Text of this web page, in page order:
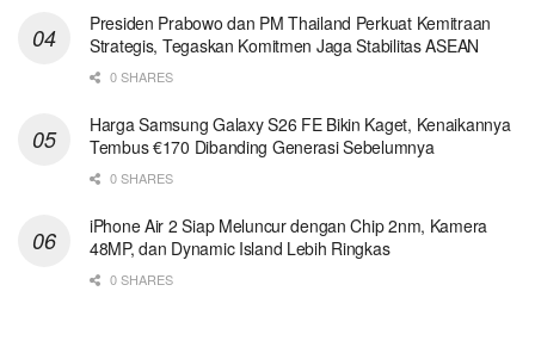
Presiden Prabowo dan PM Thailand Perkuat Kemitraan
Strategis, Tegaskan Komitmen Jaga Stabilitas ASEAN
0 SHARES
Harga Samsung Galaxy S26 FE Bikin Kaget, Kenaikannya
Tembus €170 Dibanding Generasi Sebelumnya
0 SHARES
iPhone Air 2 Siap Meluncur dengan Chip 2nm, Kamera
48MP, dan Dynamic Island Lebih Ringkas
0 SHARES